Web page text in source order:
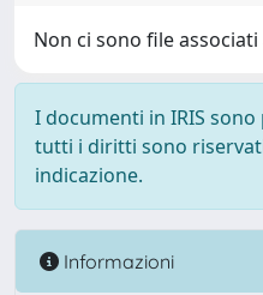
Non ci sono file
I documenti in IRIS
tutti i diritti sono
indicazione.
Informazioni